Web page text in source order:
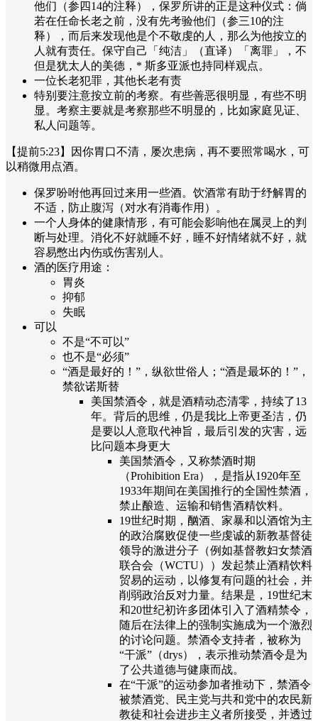
他们（参四14的注释），保罗所讲的正是这种仪式：倘
若在任命长老之前，没有先考验他们（参三10的注
释），而后来发现他是个不敬虔的人，那么为他按立的
人就有责任。保守自己「纯洁」（直译）「离罪」，不
但是犹太人的美德，* 斯多亚派也持同样观点。
一位长老犯罪，其他长老有责
特别要注意按立前的考察。有些善恶很明显，有些不明
显。考察主要就是考察那些不明显的，比如家庭见证、
私人问题等。
【提前5:23】因你胃口不清，屡次患病，再不要照常喝水，可
以稍微用点酒。
保罗吩咐他再回过来用一些酒。饮酒常有助于纾解胃的
不适，防止腹泻（对水有消毒作用）。
一个人身体的健康情形，有可能会影响他在属灵上的判
断与处理。消化不好就睡不好，睡不好情绪就不好，就
容易憋出内伤或伤害别人。
酒的医疗用途：
胃炎
抑郁
失眠
可以
不是“不可以”
也不是“必须”
“酒是最好的！”，纵欲世俗人；“酒是最坏的！”，
禁欲诺斯替
美国禁酒令，就是酒精动态清零，持续了13
年。背后的思维，仍是我比上帝更圣洁，仍
是要以人意取代神旨，最后引发的灾害，远
比问题本身更大
美国禁酒令，又称禁酒时期
（Prohibition Era），是指从1920年至
1933年期间在美国推行的全国性禁酒，
禁止酿造、运输和销售酒精饮料。
19世纪时期，酗酒、家暴和以酒馆为主
的政治腐败促使一些虔诚的新教基督徒
领导的激进分子（例如基督教妇女禁酒
联合会（WCTU））发起禁止酒精饮料
贸易的运动，以修复有问题的社会，并
削弱政治反对力量。结果是，19世纪末
和20世纪初许多团体引入了酒精禁令，
随后在法律上的强制实施成为一个激烈
的讨论问题。禁酒令支持者，被称为
“干派”（drys），表示推动禁酒令是为
了公共道德与健康而战。
在“干派”的运动参加者推动下，禁酒令
被禁酒党、民主党与共和党中的农民新
教徒和社会进步主义者所接受，并透过